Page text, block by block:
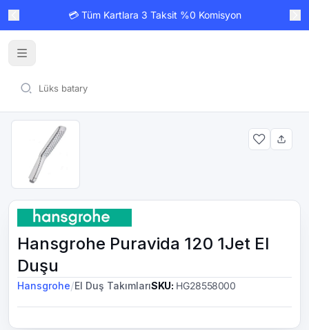
💳 Tüm Kartlara 3 Taksit %0 Komisyon
Hansgrohe Puravida 120 1Jet El
Duşu
Hansgrohe/El Duş TakımlarıSKU: HG28558000